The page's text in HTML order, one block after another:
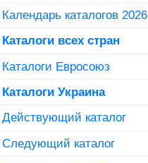
Календарь каталогов 2026
Каталоги всех стран
Каталоги Евросоюз
Каталоги Украина
Действующий каталог
Следующий каталог